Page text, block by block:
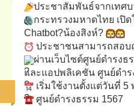
ประชาสัมพันธ์จากเทศ
กระทรวงมหาดไทย เปิ
Chatbot?น้องสิงห์?
ประชาชนสามารถสอบ
ผ่านเว็บไซต์ศูนย์ดำรงธ
และแอปพลิเคชัน ศูนย์ดำร
เริ่มใช้งานตั้งแต่วันที่ 5
ศูนย์ดำรงธรรม 1567